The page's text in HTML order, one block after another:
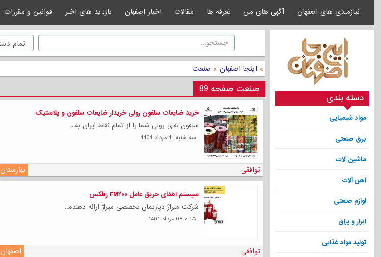
نیازمندی های اصفهان آگهی های من تعرفه ها مقالات اخبار اصفهان بازدید های اخیر قوانین و مقررات
دسته بندی
مواد شیمیایی
برق صنعتی
ماشین آلات
آهن آلات
لوازم صنعتی
ابزار و یراق
تولید مواد غذایی
» اینجا اصفهان » صنعت
صنعت صفحه 89
خرید ضایعات سلفون رولی خریدار ضایعات سلفون و پلاستیک
سلفون های رولی شما را از تمام نقاط ایران به...
سه شنبه 11 مرداد 1401
بهارستان توافقی
سیستم اطفای حریق عامل FM۲۰۰ رفلکس
شرکت میراژ دپارتمان تخصصی میراژ ارائه دهنده...
شنبه 08 مرداد 1401
اصفهان توافقی